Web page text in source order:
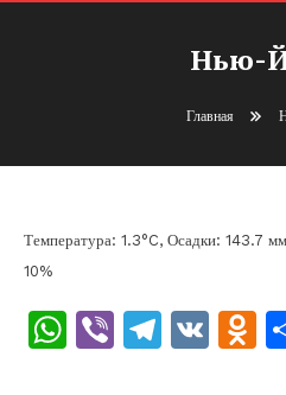
Нью-
Главная
Температура: 1.3°C, Осадки: 143.7
10%
WhatsApp
Viber VK